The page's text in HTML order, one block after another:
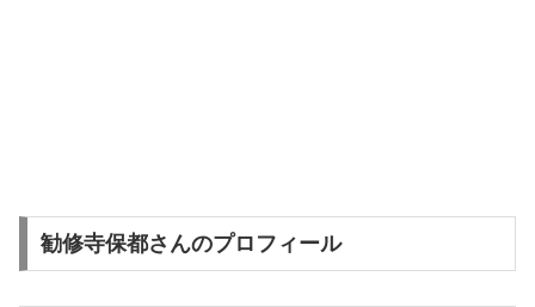
勧修寺保都さんのプロフィール